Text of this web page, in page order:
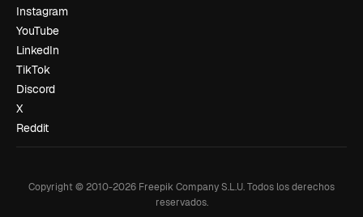
Instagram
YouTube
LinkedIn
TikTok
Discord
X
Reddit
Copyright © 2010-2026 Freepik Company S.L.U.Todos los derechos
reservados.